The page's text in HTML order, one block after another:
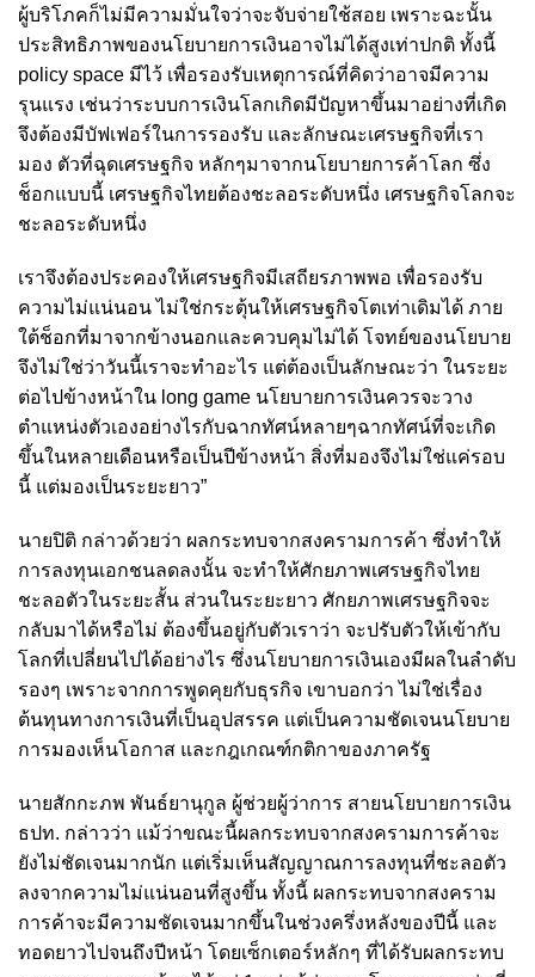
ผู้บริโภคก็ไม่มีความมั่นใจว่าจะจับจ่ายใช้สอย เพราะฉะนั้น
ประสิทธิภาพของนโยบายการเงินอาจไม่ได้สูงเท่าปกติ ทั้งนี้
policy space มีไว้ เพื่อรองรับเหตุการณ์ที่คิดว่าอาจมีความ
รุนแรง เช่นว่าระบบการเงินโลกเกิดมีปัญหาขึ้นมาอย่างที่เกิด
จึงต้องมีบัฟเฟอร์ในการรองรับ และลักษณะเศรษฐกิจที่เรา
มอง ตัวที่ฉุดเศรษฐกิจ หลักๆมาจากนโยบายการค้าโลก ซึ่ง
ช็อกแบบนี้ เศรษฐกิจไทยต้องชะลอระดับหนึ่ง เศรษฐกิจโลกจะ
ชะลอระดับหนึ่ง
เราจึงต้องประคองให้เศรษฐกิจมีเสถียรภาพพอ เพื่อรองรับ
ความไม่แน่นอน ไม่ใช่กระตุ้นให้เศรษฐกิจโตเท่าเดิมได้ ภาย
ใต้ช็อกที่มาจากข้างนอกและควบคุมไม่ได้ โจทย์ของนโยบาย
จึงไม่ใช่ว่าวันนี้เราจะทำอะไร แต่ต้องเป็นลักษณะว่า ในระยะ
ต่อไปข้างหน้าใน long game นโยบายการเงินควรจะวาง
ตำแหน่งตัวเองอย่างไรกับฉากทัศน์หลายๆฉากทัศน์ที่จะเกิด
ขึ้นในหลายเดือนหรือเป็นปีข้างหน้า สิ่งที่มองจึงไม่ใช่แค่รอบ
นี้ แต่มองเป็นระยะยาว”
นายปิติ กล่าวด้วยว่า ผลกระทบจากสงครามการค้า ซึ่งทำให้
การลงทุนเอกชนลดลงนั้น จะทำให้ศักยภาพเศรษฐกิจไทย
ชะลอตัวในระยะสั้น ส่วนในระยะยาว ศักยภาพเศรษฐกิจจะ
กลับมาได้หรือไม่ ต้องขึ้นอยู่กับตัวเราว่า จะปรับตัวให้เข้ากับ
โลกที่เปลี่ยนไปได้อย่างไร ซึ่งนโยบายการเงินเองมีผลในลำดับ
รองๆ เพราะจากการพูดคุยกับธุรกิจ เขาบอกว่า ไม่ใช่เรื่อง
ต้นทุนทางการเงินที่เป็นอุปสรรค แต่เป็นความชัดเจนนโยบาย
การมองเห็นโอกาส และกฎเกณฑ์กติกาของภาครัฐ
นายสักกะภพ พันธ์ยานุกูล ผู้ช่วยผู้ว่าการ สายนโยบายการเงิน
ธปท. กล่าวว่า แม้ว่าขณะนี้ผลกระทบจากสงครามการค้าจะ
ยังไม่ชัดเจนมากนัก แต่เริ่มเห็นสัญญาณการลงทุนที่ชะลอตัว
ลงจากความไม่แน่นอนที่สูงขึ้น ทั้งนี้ ผลกระทบจากสงคราม
การค้าจะมีความชัดเจนมากขึ้นในช่วงครึ่งหลังของปีนี้ และ
ทอดยาวไปจนถึงปีหน้า โดยเซ็กเตอร์หลักๆ ที่ได้รับผลกระทบ